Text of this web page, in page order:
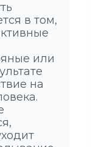
в том,
или
на